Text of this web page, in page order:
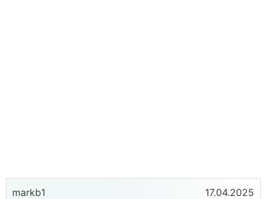
markb1 17.04.2025